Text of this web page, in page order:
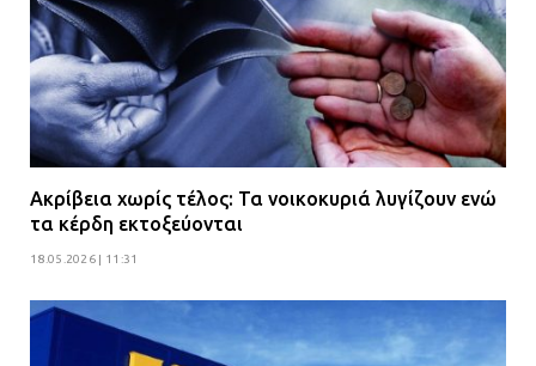
Ακρίβεια χωρίς τέλος: Τα νοικοκυριά λυγίζουν ενώ
τα κέρδη εκτοξεύονται
18.05.2026 | 11:31